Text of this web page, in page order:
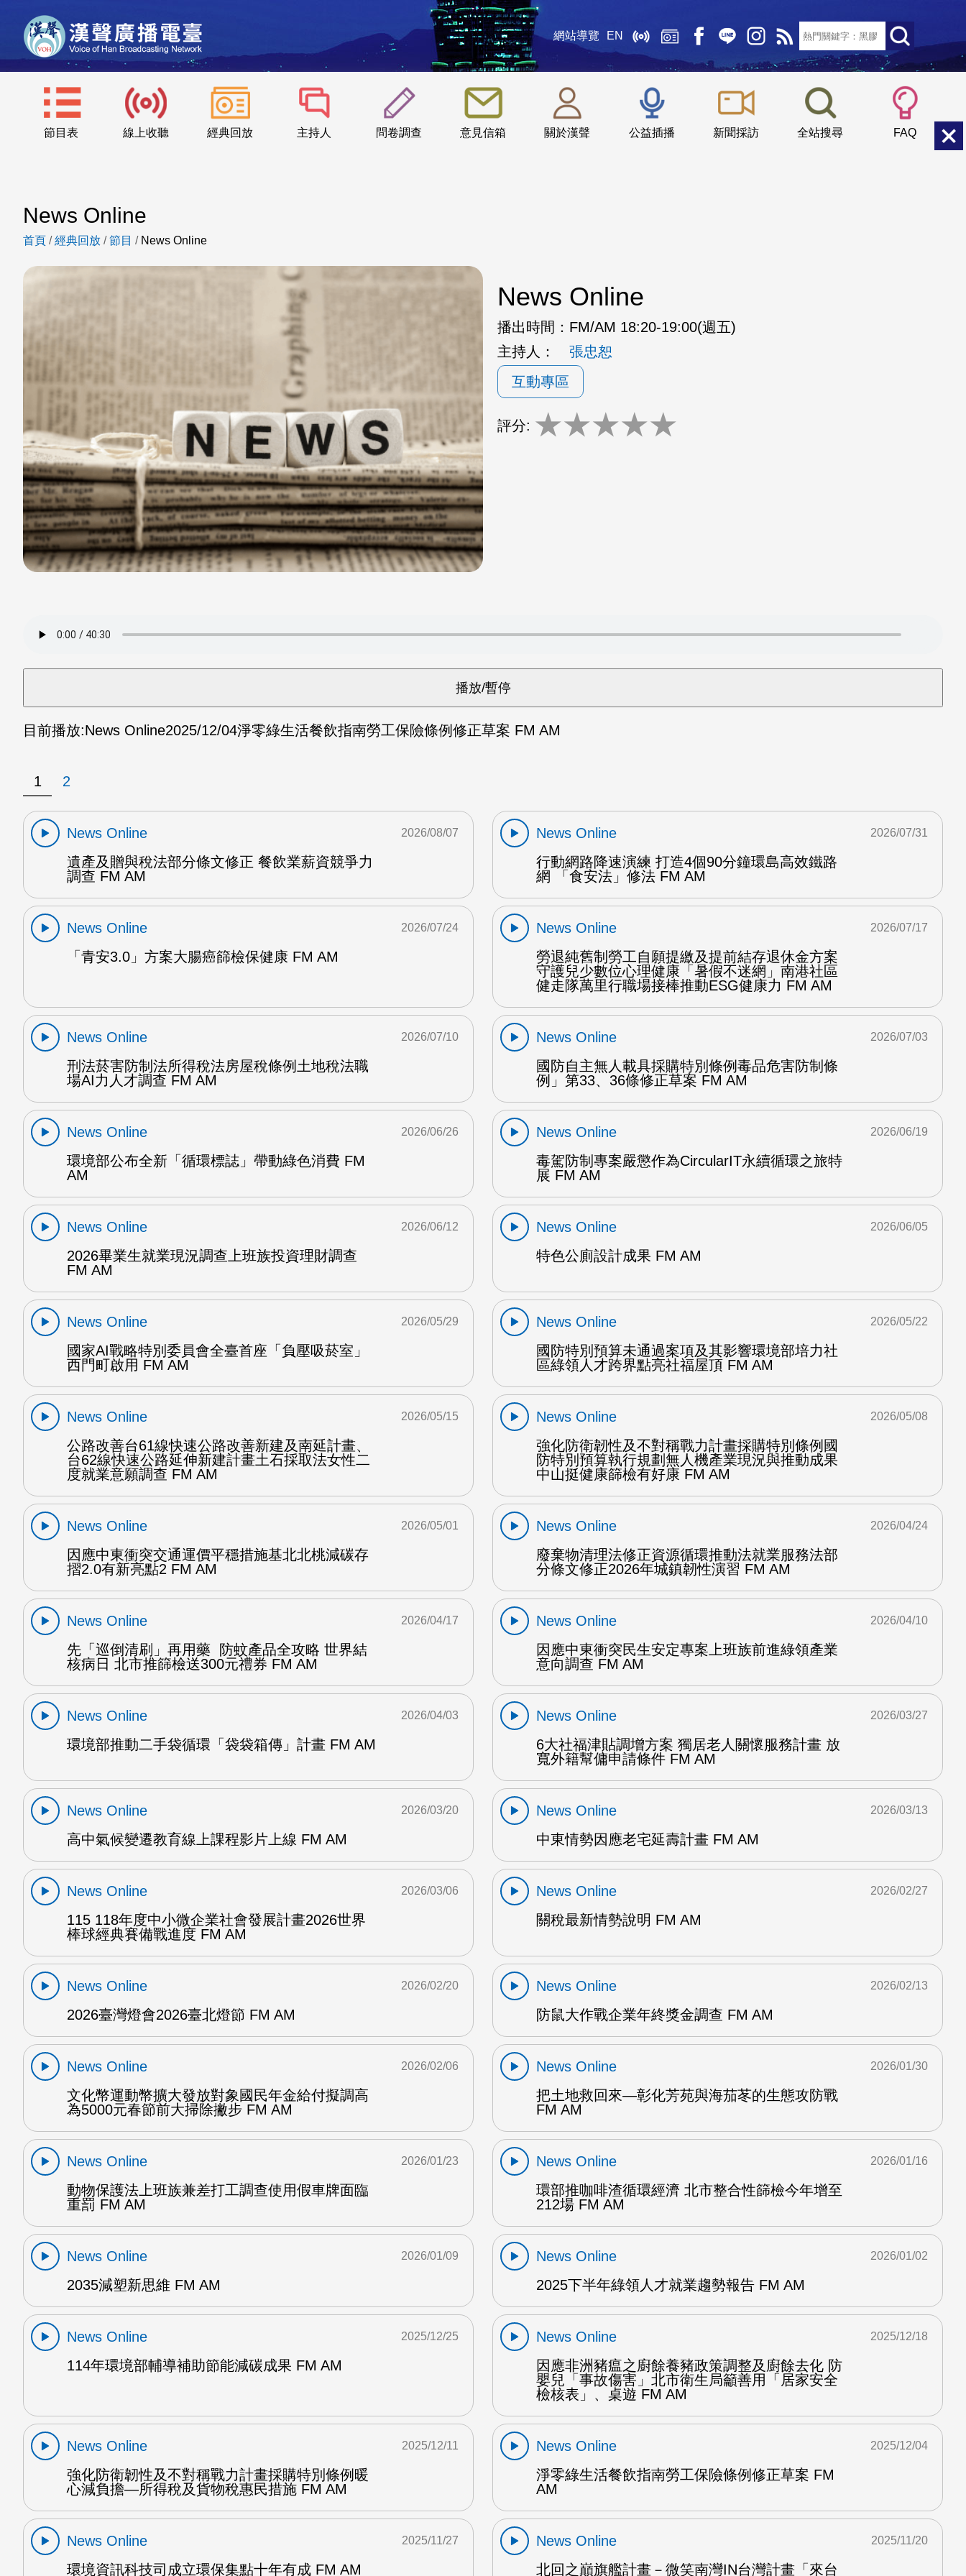
網站導覽 EN
節目表 線上收聽 經典回放 主持人 問卷調查 意見信箱 關於漢聲 公益插播 新聞採訪 全站搜尋 FAQ
::: 小 中
News Online
首頁 /經典回放 /節目 / News Online
News Online
播出時間： FM/AM 18:20-19:00(週五)
主持人：
張忠恕
互動專區
評分: ★★★★★
目前播放:News Online2025/12/04淨零綠生活餐飲指南勞工保險條例修正草案 FM AM
1 2
News Online
遺產及贈與稅法部分條文修正 餐飲業薪資競爭力
調查 FM AM
2026/08/07
News Online
行動網路降速演練 打造4個90分鐘環島高效鐵路
網 「食安法」修法 FM AM
2026/07/31
News Online
「青安3.0」方案大腸癌篩檢保健康 FM AM
2026/07/24
News Online
勞退純舊制勞工自願提繳及提前結存退休金方案
守護兒少數位心理健康「暑假不迷網」南港社區
健走隊萬里行職場接棒推動ESG健康力 FM AM
2026/07/17
News Online
刑法菸害防制法所得稅法房屋稅條例土地稅法職
場AI力人才調查 FM AM
2026/07/10
News Online
國防自主無人載具採購特別條例毒品危害防制條
例」第33、36條修正草案 FM AM
2026/07/03
News Online
環境部公布全新「循環標誌」帶動綠色消費 FM
AM
2026/06/26
News Online
毒駕防制專案嚴懲作為CircularIT永續循環之旅特
展 FM AM
2026/06/19
News Online
2026畢業生就業現況調查上班族投資理財調查
FM AM
2026/06/12
News Online
特色公廁設計成果 FM AM
2026/06/05
News Online
國家AI戰略特別委員會全臺首座「負壓吸菸室」
西門町啟用 FM AM
2026/05/29
News Online
國防特別預算未通過案項及其影響環境部培力社
區綠領人才跨界點亮社福屋頂 FM AM
2026/05/22
News Online
公路改善台61線快速公路改善新建及南延計畫、
台62線快速公路延伸新建計畫土石採取法女性二
度就業意願調查 FM AM
2026/05/15
News Online
強化防衛韌性及不對稱戰力計畫採購特別條例國
防特別預算執行規劃無人機產業現況與推動成果
中山挺健康篩檢有好康 FM AM
2026/05/08
News Online
因應中東衝突交通運價平穩措施基北北桃減碳存
摺2.0有新亮點2 FM AM
2026/05/01
News Online
廢棄物清理法修正資源循環推動法就業服務法部
分條文修正2026年城鎮韌性演習 FM AM
2026/04/24
News Online
先「巡倒清刷」再用藥 防蚊產品全攻略 世界結
核病日 北市推篩檢送300元禮券 FM AM
2026/04/17
News Online
因應中東衝突民生安定專案上班族前進綠領產業
意向調查 FM AM
2026/04/10
News Online
環境部推動二手袋循環「袋袋箱傳」計畫 FM AM
2026/04/03
News Online
6大社福津貼調增方案 獨居老人關懷服務計畫 放
寬外籍幫傭申請條件 FM AM
2026/03/27
News Online
高中氣候變遷教育線上課程影片上線 FM AM
2026/03/20
News Online
中東情勢因應老宅延壽計畫 FM AM
2026/03/13
News Online
115 118年度中小微企業社會發展計畫2026世界
棒球經典賽備戰進度 FM AM
2026/03/06
News Online
關稅最新情勢說明 FM AM
2026/02/27
News Online
2026臺灣燈會2026臺北燈節 FM AM
2026/02/20
News Online
防鼠大作戰企業年終獎金調查 FM AM
2026/02/13
News Online
文化幣運動幣擴大發放對象國民年金給付擬調高
為5000元春節前大掃除撇步 FM AM
2026/02/06
News Online
把土地救回來—彰化芳苑與海茄苳的生態攻防戰
FM AM
2026/01/30
News Online
動物保護法上班族兼差打工調查使用假車牌面臨
重罰 FM AM
2026/01/23
News Online
環部推咖啡渣循環經濟 北市整合性篩檢今年增至
212場 FM AM
2026/01/16
News Online
2035減塑新思維 FM AM
2026/01/09
News Online
2025下半年綠領人才就業趨勢報告 FM AM
2026/01/02
News Online
114年環境部輔導補助節能減碳成果 FM AM
2025/12/25
News Online
因應非洲豬瘟之廚餘養豬政策調整及廚餘去化 防
嬰兒「事故傷害」北市衛生局籲善用「居家安全
檢核表」、桌遊 FM AM
2025/12/18
News Online
強化防衛韌性及不對稱戰力計畫採購特別條例暖
心減負擔—所得稅及貨物稅惠民措施 FM AM
2025/12/11
News Online
淨零綠生活餐飲指南勞工保險條例修正草案 FM
AM
2025/12/04
News Online
環境資訊科技司成立環保集點十年有成 FM AM
2025/11/27
News Online
北回之巔旗艦計畫－微笑南灣IN台灣計畫「來台
2025/11/20